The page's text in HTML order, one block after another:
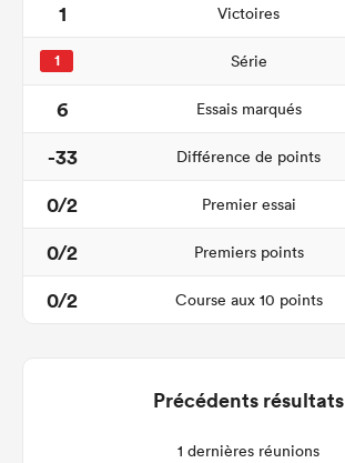
1 Victoires
1 Série
6 Essais marqués
-33
Différence de points
0/2
Premier essai
0/2
Premiers points
0/2
Course aux 10 points
Précédents résultats
1 dernières réunions